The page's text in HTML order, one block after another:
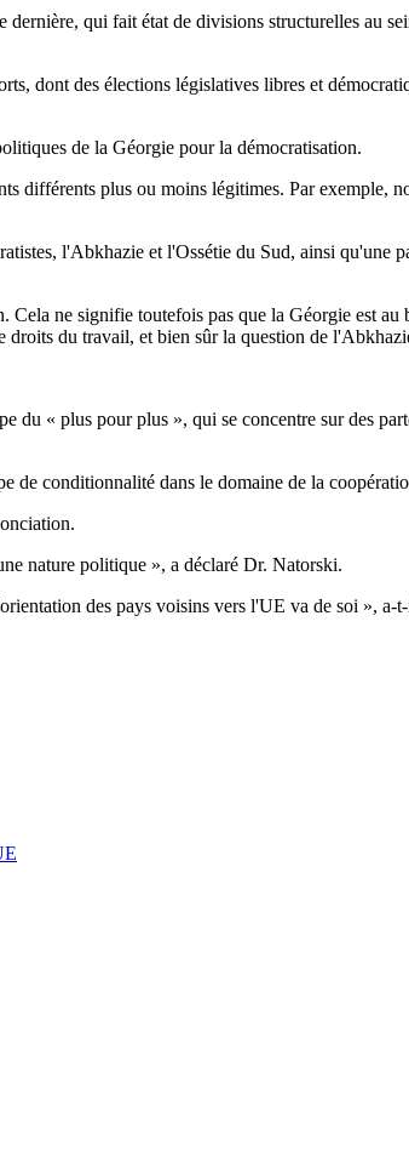
qui fait état de divisions structurelles au
dont des élections législatives libres et
de la Géorgie pour la démocratisation.
différents plus ou moins légitimes. Par exemple,
l'Abkhazie et l'Ossétie du Sud, ainsi qu'une
ne signifie toutefois pas que la Géorgie est
du travail, et bien sûr la question de
« plus pour plus », qui se concentre sur des
conditionnalité dans le domaine de la
nature politique », a déclaré Dr. Natorski.
des pays voisins vers l'UE va de soi », a-